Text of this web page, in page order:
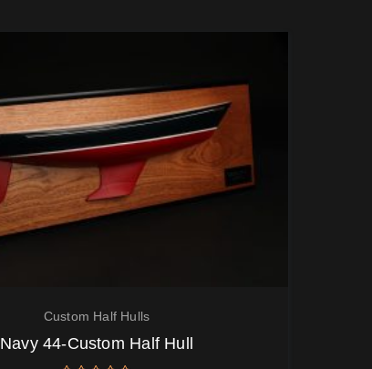
Custom Half Hulls
Navy 44-Custom Half Hull